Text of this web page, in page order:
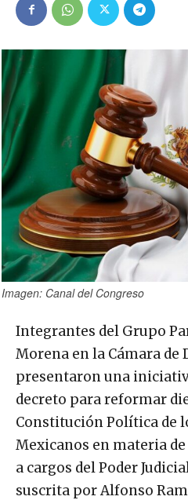
Imagen: Canal del Congreso
Integrantes del Grupo
Morena en la Cámara de
presentaron una
decreto para reformar
Constitución Política de
Mexicanos en materia
a cargos del Poder
suscrita por Alfonso